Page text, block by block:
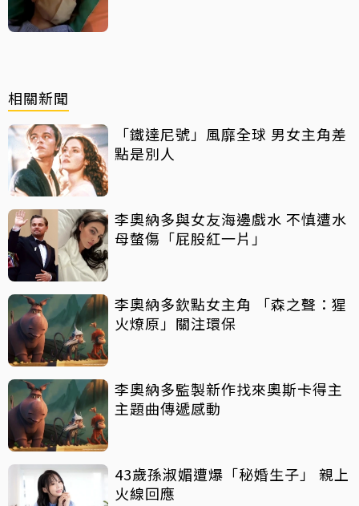
相關新聞
「鐵達尼號」風靡全球 男女主角差
點是別人
李奧納多與女友海邊戲水 不慎遭水
母螫傷「屁股紅一片」
李奧納多欽點女主角 「森之聲：猩
火燎原」關注環保
李奧納多監製新作找來奧斯卡得主
主題曲傳遞感動
43歲孫淑媚遭爆「秘婚生子」 親上
火線回應